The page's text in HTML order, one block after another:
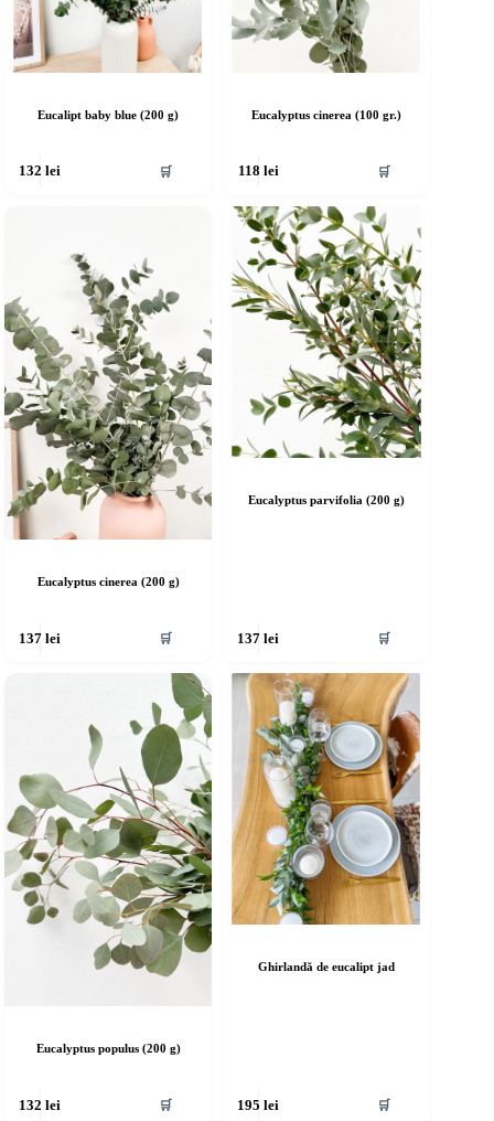
Eucalipt baby blue (200 g)
132lei 🛒
Eucalyptus cinerea (100 gr.)
118 lei 🛒
Eucalyptus cinerea (200 g)
137lei 🛒
Eucalyptus parvifolia (200 g)
137lei 🛒
Eucalyptus populus (200 g)
132lei 🛒
Ghirlandă de eucalipt jad
195lei
🛒